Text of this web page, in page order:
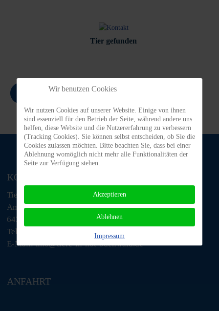
Tier gefunden
Zurück
KONTAKT
Tiere in Not Odenwald e.V.
Am Morsberg 1
64385 Reichelsheim
Telefon: 06063 / 939 848
E-Mail: tino@tiere-in-not-odenwald.de
ANFAHRT
Wir benutzen Cookies
Wir nutzen Cookies auf unserer Website. Einige von ihnen
sind essenziell für den Betrieb der Seite, während andere uns
helfen, diese Website und die Nutzererfahrung zu verbessern
(Tracking Cookies). Sie können selbst entscheiden, ob Sie die
Cookies zulassen möchten. Bitte beachten Sie, dass bei einer
Ablehnung womöglich nicht mehr alle Funktionalitäten der
Seite zur Verfügung stehen.
Akzeptieren
Ablehnen
Impressum